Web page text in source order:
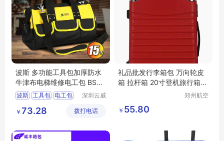
波斯 多功能工具包加厚防水
牛津布电梯维修电工包 BS52
5413（15寸）
波斯 工具包 电工包
深圳云威
有限公司
￥ 73.28 拨打电话
礼品批发行李箱包 万向轮皮
箱 拉杆箱 20寸登机旅行箱包
郑州航空
￥ 55.80